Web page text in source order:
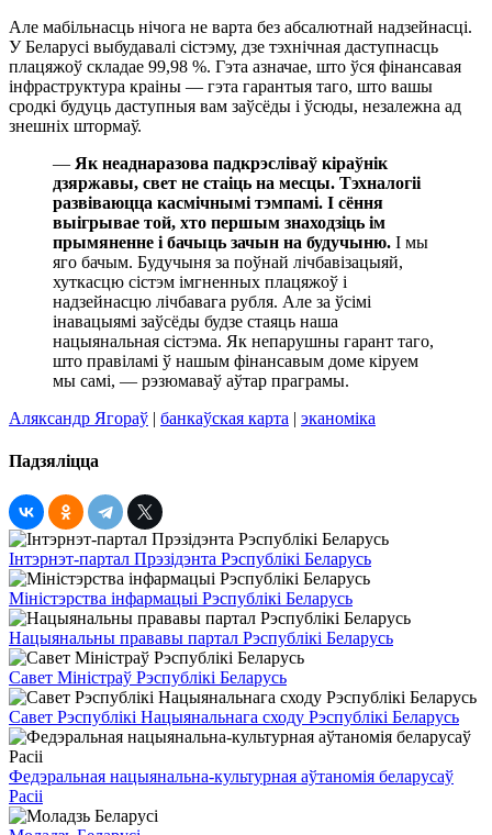
Але мабільнасць нічога не варта без абсалютнай надзейнасці.
У Беларусі выбудавалі сістэму, дзе тэхнічная даступнасць
плацяжоў складае 99,98 %. Гэта азначае, што ўся фінансавая
інфраструктура краіны — гэта гарантыя таго, што вашы
сродкі будуць даступныя вам заўсёды і ўсюды, незалежна ад
знешніх штормаў.
— Як неаднаразова падкрэсліваў кіраўнік
дзяржавы, свет не стаіць на месцы. Тэхналогіі
развіваюцца касмічнымі тэмпамі. І сёння
выігрывае той, хто першым знаходзіць ім
прымяненне і бачыць зачын на будучыню. І мы
яго бачым. Будучыня за поўнай лічбавізацыяй,
хуткасцю сістэм імгненных плацяжоў і
надзейнасцю лічбавага рубля. Але за ўсімі
інавацыямі заўсёды будзе стаяць наша
нацыянальная сістэма. Як непарушны гарант таго,
што правіламі ў нашым фінансавым доме кіруем
мы самі, — рэзюмаваў аўтар праграмы.
Аляксандр Ягораў | банкаўская карта | эканоміка
Падзяліцца
Інтэрнэт-партал Прэзідэнта Рэспублікі Беларусь
Міністэрства інфармацыі Рэспублікі Беларусь
Нацыянальны прававы партал Рэспублікі Беларусь
Савет Міністраў Рэспублікі Беларусь
Савет Рэспублікі Нацыянальнага сходу Рэспублікі Беларусь
Федэральная нацыянальна-культурная аўтаномія беларусаў
Расіі